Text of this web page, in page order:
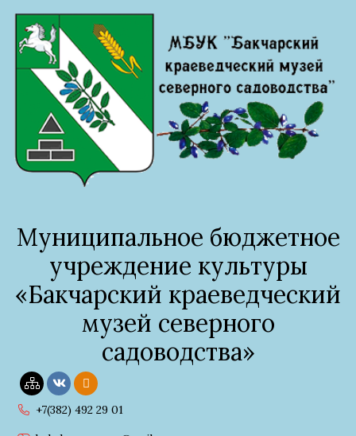
Муниципальное бюджетное
учреждение культуры
«Бакчарский краеведческий
музей северного
садоводства»
+7(382) 492 29 01